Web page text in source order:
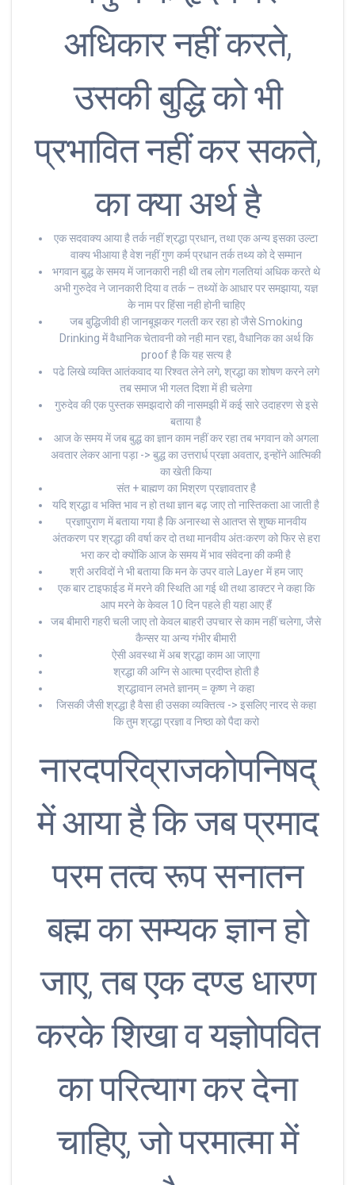
अधिकार नहीं करते,
उसकी बुद्धि को भी
प्रभावित नहीं कर सकते,
का क्या अर्थ है
एक सदवाक्य आया है तर्क नहीं श्रद्धा प्रधान, तथा एक अन्य इसका उल्टा
वाक्य भीआया है वेश नहीं गुण कर्म प्रधान तर्क तथ्य को दे सम्मान
भगवान बुद्ध के समय में जानकारी नही थी तब लोग गलतियां अधिक करते थे
अभी गुरुदेव ने जानकारी दिया व तर्क – तथ्यों के आधार पर समझाया, यज्ञ
के नाम पर हिंसा नही होनी चाहिए
जब बुद्धिजीवी ही जानबूझकर गलती कर रहा हो जैसे Smoking
Drinking में वैधानिक चेतावनी को नही मान रहा, वैधानिक का अर्थ कि
proof है कि यह सत्य है
पढे लिखे व्यक्ति आतंकवाद या रिश्वत लेने लगे, श्रद्धा का शोषण करने लगे
तब समाज भी गलत दिशा में ही चलेगा
गुरुदेव की एक पुस्तक समझदारो की नासमझी में कई सारे उदाहरण से इसे
बताया है
आज के समय में जब बुद्ध का ज्ञान काम नहीं कर रहा तब भगवान को अगला
अवतार लेकर आना पड़ा -> बुद्ध का उत्तरार्ध प्रज्ञा अवतार, इन्होंने आत्मिकी
का खेती किया
संत + बाह्मण का मिश्रण प्रज्ञावतार है
यदि श्रद्धा व भक्ति भाव न हो तथा ज्ञान बढ़ जाए तो नास्तिकता आ जाती है
प्रज्ञापुराण में बताया गया है कि अनास्था से आतप्त से शुष्क मानवीय
अंतकरण पर श्रद्धा की वर्षा कर दो तथा मानवीय अंतःकरण को फिर से हरा
भरा कर दो क्योंकि आज के समय में भाव संवेदना की कमी है
श्री अरविदों ने भी बताया कि मन के उपर वाले Layer में हम जाए
एक बार टाइफाईड में मरने की स्थिति आ गई थी तथा डाक्टर ने कहा कि
आप मरने के केवल 10 दिन पहले ही यहा आए हैं
जब बीमारी गहरी चली जाए तो केवल बाहरी उपचार से काम नहीं चलेगा, जैसे
कैन्सर या अन्य गंभीर बीमारी
ऐसी अवस्था में अब श्रद्धा काम आ जाएगा
श्रद्धा की अग्नि से आत्मा प्रदीप्त होती है
श्रद्धावान लभते ज्ञानम् = कृष्ण ने कहा
जिसकी जैसी श्रद्धा है वैसा ही उसका व्यक्तित्व -> इसलिए नारद से कहा
कि तुम श्रद्धा प्रज्ञा व निष्ठा को पैदा करो
नारदपरिव्राजकोपनिषद्
में आया है कि जब प्रमाद
परम तत्व रूप सनातन
बह्म का सम्यक ज्ञान हो
जाए, तब एक दण्ड धारण
करके शिखा व यज्ञोपवित
का परित्याग कर देना
चाहिए, जो परमात्मा में